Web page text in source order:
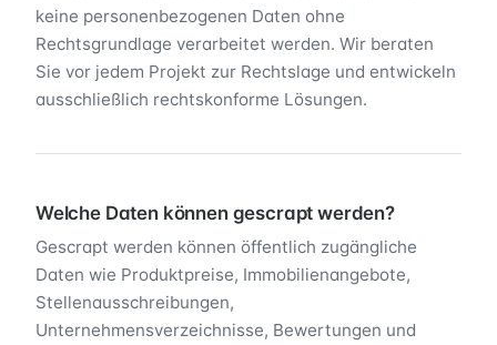
keine personenbezogenen Daten ohne
Rechtsgrundlage verarbeitet werden. Wir beraten
Sie vor jedem Projekt zur Rechtslage und entwickeln
ausschließlich rechtskonforme Lösungen.
Welche Daten können gescrapt werden?
Gescrapt werden können öffentlich zugängliche
Daten wie Produktpreise, Immobilienangebote,
Stellenausschreibungen,
Unternehmensverzeichnisse, Bewertungen und